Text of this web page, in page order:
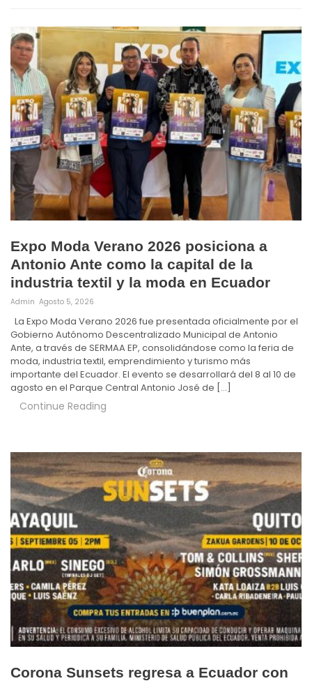
Expo Moda Verano 2026 posiciona a
Antonio Ante como la capital de la
industria textil y la moda en Ecuador
Admin Agosto 5, 2026
La Expo Moda Verano 2026 fue presentada oficialmente por el
Gobierno Autónomo Descentralizado Municipal de Antonio
Ante, a través de SERMAA EP, consolidándose como la feria de
moda, industria textil, emprendimiento y turismo más
importante del Ecuador. El evento se desarrollará del 8 al 10 de
agosto en el Parque Central Antonio José de […]
Continue Reading
Corona Sunsets regresa a Ecuador con